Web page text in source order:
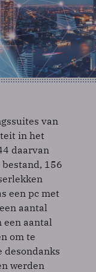
van
in het
daarvan
156
een pc met
aantal
een aantal
om te
desondanks
werden